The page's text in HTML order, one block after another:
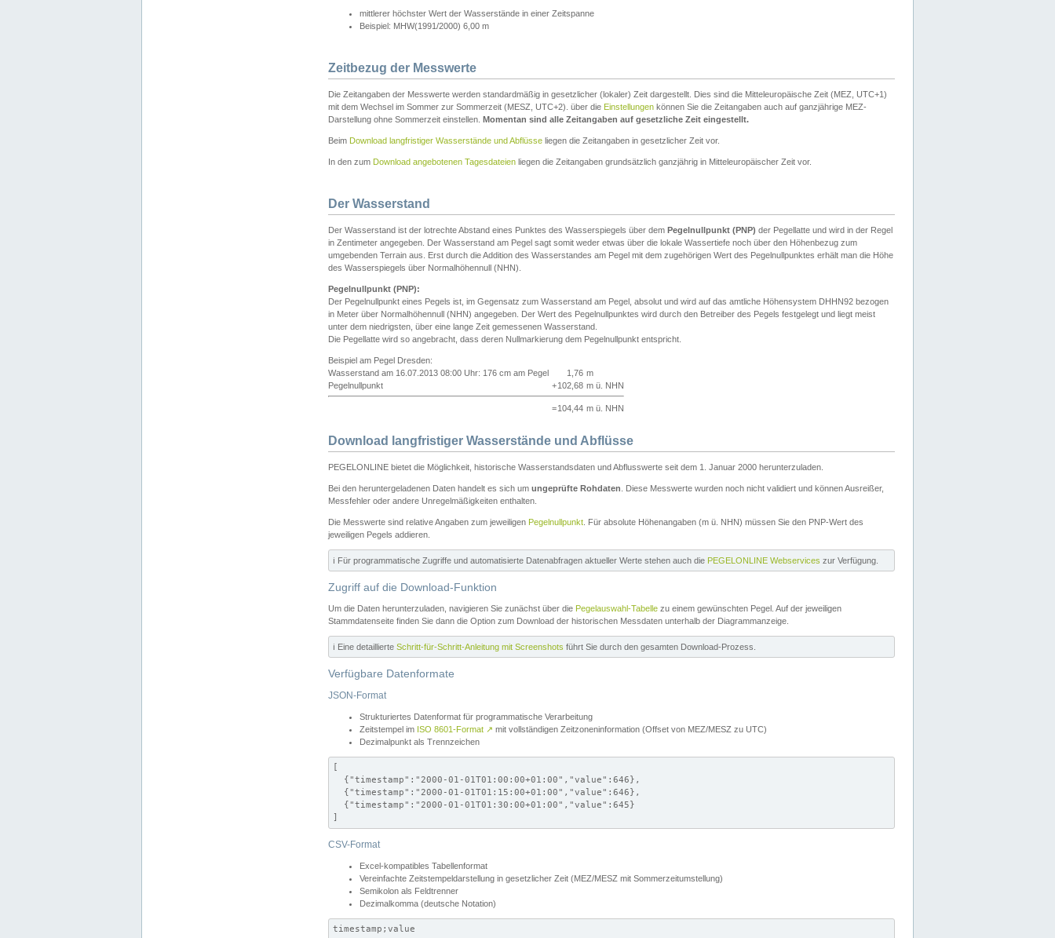
mittlerer höchster Wert der Wasserstände in einer Zeitspanne
Beispiel: MHW(1991/2000) 6,00 m
Zeitbezug der Messwerte
Die Zeitangaben der Messwerte werden standardmäßig in gesetzlicher (lokaler) Zeit dargestellt. Dies sind die Mitteleuropäische Zeit (MEZ, UTC+1)
mit dem Wechsel im Sommer zur Sommerzeit (MESZ, UTC+2). über die Einstellungen können Sie die Zeitangaben auch auf ganzjährige MEZ-
Darstellung ohne Sommerzeit einstellen. Momentan sind alle Zeitangaben auf gesetzliche Zeit eingestellt.
Beim Download langfristiger Wasserstände und Abflüsse liegen die Zeitangaben in gesetzlicher Zeit vor.
In den zum Download angebotenen Tagesdateien liegen die Zeitangaben grundsätzlich ganzjährig in Mitteleuropäischer Zeit vor.
Der Wasserstand
Der Wasserstand ist der lotrechte Abstand eines Punktes des Wasserspiegels über dem Pegelnullpunkt (PNP) der Pegellatte und wird in der Regel
in Zentimeter angegeben. Der Wasserstand am Pegel sagt somit weder etwas über die lokale Wassertiefe noch über den Höhenbezug zum
umgebenden Terrain aus. Erst durch die Addition des Wasserstandes am Pegel mit dem zugehörigen Wert des Pegelnullpunktes erhält man die Höhe
des Wasserspiegels über Normalhöhennull (NHN).
Pegelnullpunkt (PNP):
Der Pegelnullpunkt eines Pegels ist, im Gegensatz zum Wasserstand am Pegel, absolut und wird auf das amtliche Höhensystem DHHN92 bezogen
in Meter über Normalhöhennull (NHN) angegeben. Der Wert des Pegelnullpunktes wird durch den Betreiber des Pegels festgelegt und liegt meist
unter dem niedrigsten, über eine lange Zeit gemessenen Wasserstand.
Die Pegellatte wird so angebracht, dass deren Nullmarkierung dem Pegelnullpunkt entspricht.
Beispiel am Pegel Dresden:
Wasserstand am 16.07.2013 08:00 Uhr: 176 cm am Pegel
1,76 m
Pegelnullpunkt
+102,68 m ü. NHN
=104,44 m ü. NHN
Download langfristiger Wasserstände und Abflüsse
PEGELONLINE bietet die Möglichkeit, historische Wasserstandsdaten und Abflusswerte seit dem 1. Januar 2000 herunterzuladen.
Bei den heruntergeladenen Daten handelt es sich um ungeprüfte Rohdaten . Diese Messwerte wurden noch nicht validiert und können Ausreißer,
Messfehler oder andere Unregelmäßigkeiten enthalten.
Die Messwerte sind relative Angaben zum jeweiligen Pegelnullpunkt . Für absolute Höhenangaben (m ü. NHN) müssen Sie den PNP-Wert des
jeweiligen Pegels addieren.
ℹ️ Für programmatische Zugriffe und automatisierte Datenabfragen aktueller Werte stehen auch die PEGELONLINE Webservices zur Verfügung.
Zugriff auf die Download-Funktion
Um die Daten herunterzuladen, navigieren Sie zunächst über die Pegelauswahl-Tabelle zu einem gewünschten Pegel. Auf der jeweiligen
Stammdatenseite finden Sie dann die Option zum Download der historischen Messdaten unterhalb der Diagrammanzeige.
ℹ️ Eine detaillierte Schritt-für-Schritt-Anleitung mit Screenshots führt Sie durch den gesamten Download-Prozess.
Verfügbare Datenformate
JSON-Format
Strukturiertes Datenformat für programmatische Verarbeitung
Zeitstempel im ISO 8601-Format ↗ mit vollständigen Zeitzoneninformation (Offset von MEZ/MESZ zu UTC)
Dezimalpunkt als Trennzeichen
[
  {"timestamp":"2000-01-01T01:00:00+01:00","value":646},
  {"timestamp":"2000-01-01T01:15:00+01:00","value":646},
  {"timestamp":"2000-01-01T01:30:00+01:00","value":645}
]
CSV-Format
Excel-kompatibles Tabellenformat
Vereinfachte Zeitstempeldarstellung in gesetzlicher Zeit (MEZ/MESZ mit Sommerzeitumstellung)
Semikolon als Feldtrenner
Dezimalkomma (deutsche Notation)
timestamp;value